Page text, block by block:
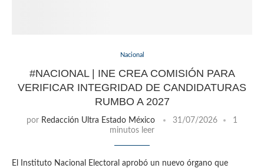
Nacional
#NACIONAL | INE CREA COMISIÓN PARA
VERIFICAR INTEGRIDAD DE CANDIDATURAS
RUMBO A 2027
por Redacción Ultra Estado México 31/07/2026
1
minutos leer
El Instituto Nacional Electoral aprobó un nuevo órgano que